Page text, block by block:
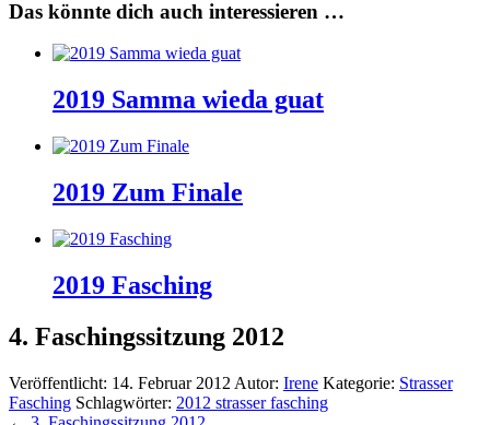
Das könnte dich auch interessieren …
2019 Samma wieda guat
2019 Zum Finale
2019 Fasching
4. Faschingssitzung 2012
Veröffentlicht: 14. Februar 2012 Autor: Irene Kategorie: Strasser
Fasching Schlagwörter: 2012 strasser fasching